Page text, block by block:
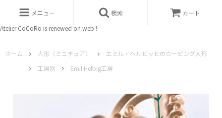
Atelier CoCoRo is renewed on web !
メニュー 検索 カート
ホーム 人形（ミニチュア）
エミル・ヘルビッヒのカービング人形
工房別
Emil Helbig工房